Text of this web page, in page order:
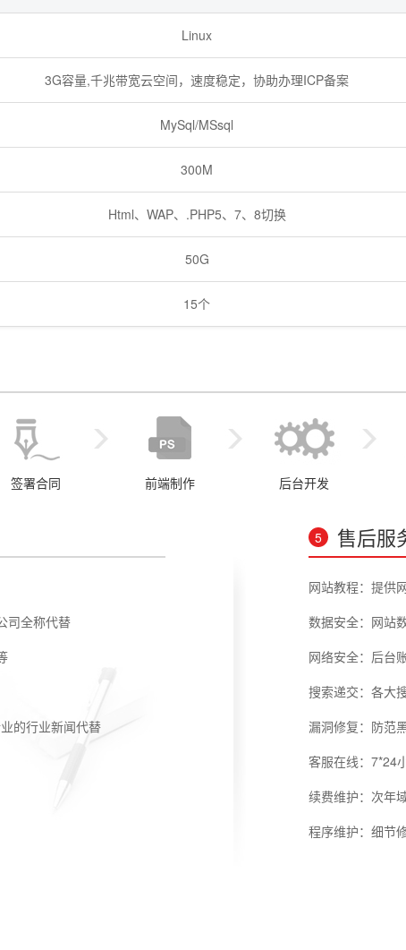
Linux
3G容量,千兆带宽云空间，速度稳定，协助办理ICP备案
MySql/MSsql
300M
Html、WAP、.PHP5、7、8切换
50G
15个
签署合同 前端制作 后台开发
司全称代替
的行业新闻代替
5 售后服
网站教程：提供
数据安全：网站
网络安全：后台
搜索递交：各大
漏洞修复：防范
客服在线：7*24
续费维护：次年
程序维护：细节